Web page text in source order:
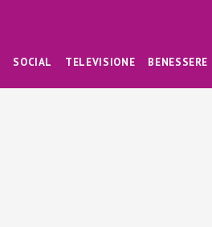
SOCIAL TELEVISIONE BENESSERE